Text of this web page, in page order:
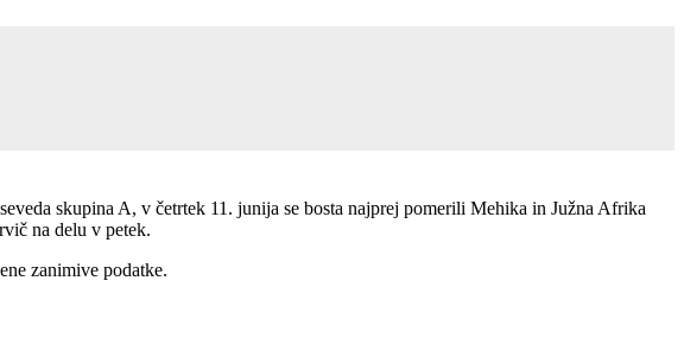
skupina A, v četrtek 11. junija se bosta najprej pomerili Mehika in Južna Afrika
na delu v petek.
zanimive podatke.